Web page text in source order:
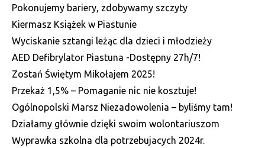
Pokonujemy bariery, zdobywamy szczyty
Kiermasz Książek w Piastunie
Wyciskanie sztangi leżąc dla dzieci i młodzieży
AED Defibrylator Piastuna -Dostępny 27h/7!
Zostań Świętym Mikołajem 2025!
Przekaż 1,5% – Pomaganie nic nie kosztuje!
Ogólnopolski Marsz Niezadowolenia – byliśmy tam!
Działamy głównie dzięki swoim wolontariuszom
Wyprawka szkolna dla potrzebujacych 2024r.